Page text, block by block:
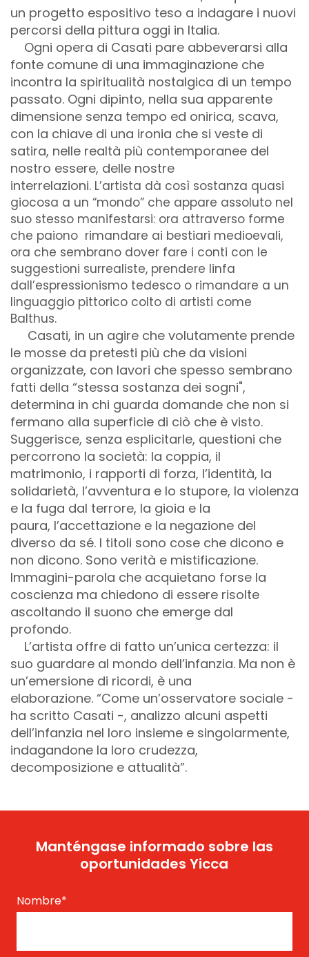
un progetto espositivo teso a indagare i nuovi
percorsi della pittura oggi in Italia.
Ogni opera di Casati pare abbeverarsi alla
fonte comune di una immaginazione che
incontra la spiritualità nostalgica di un tempo
passato. Ogni dipinto, nella sua apparente
dimensione senza tempo ed onirica, scava,
con la chiave di una ironia che si veste di
satira, nelle realtà più contemporanee del
nostro essere, delle nostre
interrelazioni. L’artista dà così sostanza quasi
giocosa a un “mondo” che appare assoluto nel
suo stesso manifestarsi: ora attraverso forme
che paiono rimandare ai bestiari medioevali,
ora che sembrano dover fare i conti con le
suggestioni surrealiste, prendere linfa
dall’espressionismo tedesco o rimandare a un
linguaggio pittorico colto di artisti come
Balthus.
Casati, in un agire che volutamente prende
le mosse da pretesti più che da visioni
organizzate, con lavori che spesso sembrano
fatti della “stessa sostanza dei sogni",
determina in chi guarda domande che non si
fermano alla superficie di ciò che è visto.
Suggerisce, senza esplicitarle, questioni che
percorrono la società: la coppia, il
matrimonio, i rapporti di forza, l’identità, la
solidarietà, l’avventura e lo stupore, la violenza
e la fuga dal terrore, la gioia e la
paura, l’accettazione e la negazione del
diverso da sé. I titoli sono cose che dicono e
non dicono. Sono verità e mistificazione.
Immagini-parola che acquietano forse la
coscienza ma chiedono di essere risolte
ascoltando il suono che emerge dal
profondo.
L’artista offre di fatto un’unica certezza: il
suo guardare al mondo dell’infanzia. Ma non è
un’emersione di ricordi, è una
elaborazione. “Come un’osservatore sociale -
ha scritto Casati -, analizzo alcuni aspetti
dell’infanzia nel loro insieme e singolarmente,
indagandone la loro crudezza,
decomposizione e attualità”.
Manténgase informado sobre las
oportunidades Yicca
Nombre*